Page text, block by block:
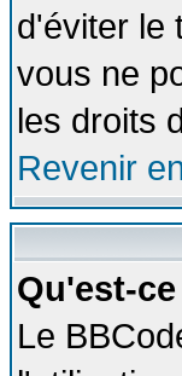
d'éviter le
vous ne
les droits
Revenir
Qu'est-
Le